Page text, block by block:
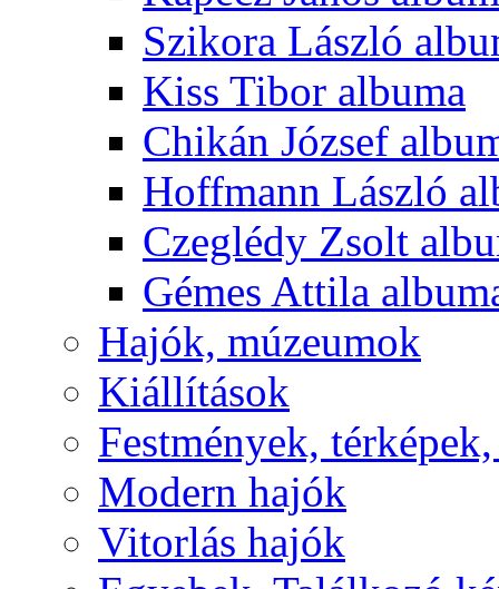
Szikora László
Kiss Tibor albuma
Chikán József
Hoffmann László
Czeglédy Zsolt
Gémes Attila
Hajók, múzeumok
Kiállítások
Festmények,
Modern hajók
Vitorlás hajók